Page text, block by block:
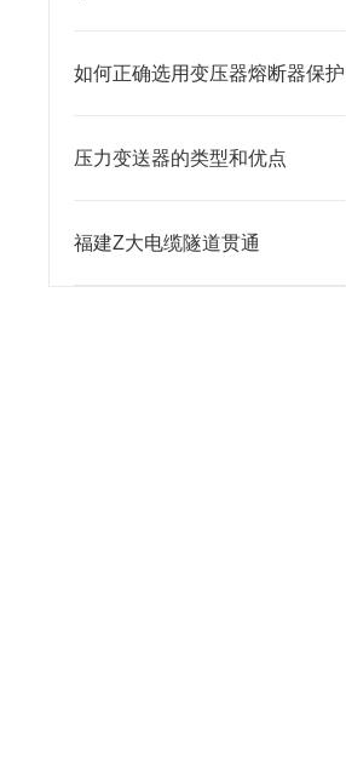
如何正确选用变压器熔断器保护
压力变送器的类型和优点
福建Z大电缆隧道贯通